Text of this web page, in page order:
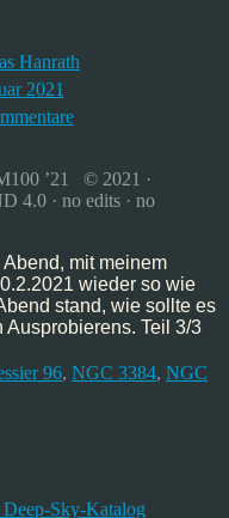
Hanrath
2021
zu
Messier
Feb’21
’21 © 2021 ·
4.0 · no edits · no
mit meinem
wieder so wie
stand, wie sollte es
Teil 3/3
96, NGC 3384, NGC
Sky-Katalog